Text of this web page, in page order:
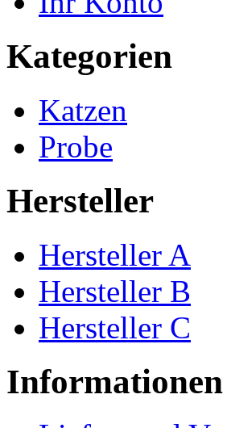
Kategorien
Katzen
Probe
Hersteller
Hersteller A
Hersteller B
Hersteller C
Informationen